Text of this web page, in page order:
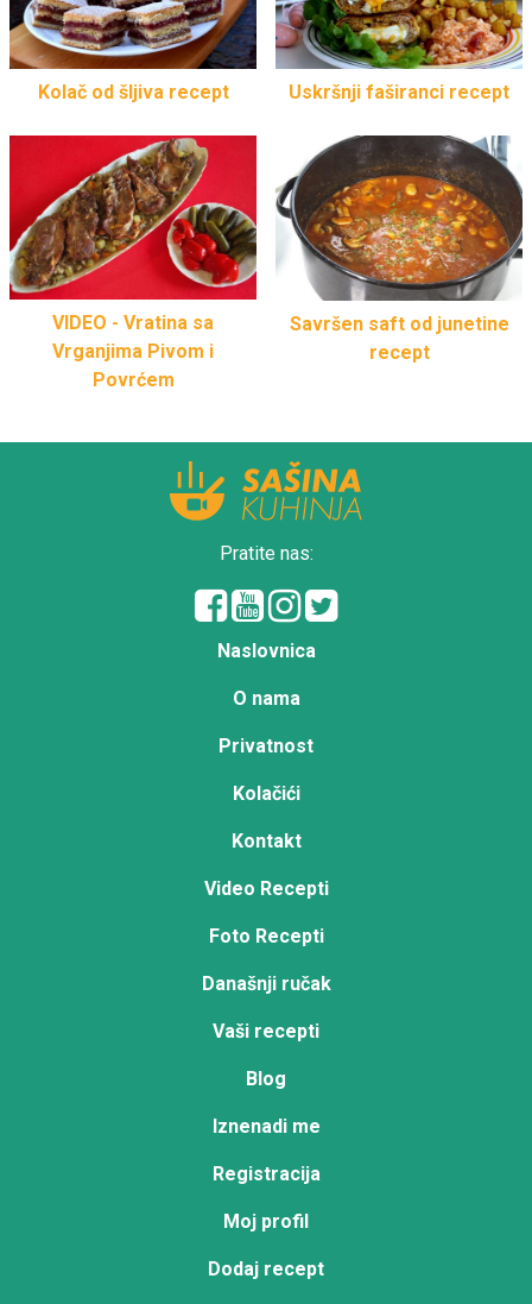
Kolač od šljiva recept Uskršnji faširanci recept
VIDEO - Vratina sa
Vrganjima Pivom i
Povrćem
Savršen saft od junetine
recept
Pratite nas:
Naslovnica
O nama
Privatnost
Kolačići
Kontakt
Video Recepti
Foto Recepti
Današnji ručak
Vaši recepti
Blog
Iznenadi me
Registracija
Moj profil
Dodaj recept